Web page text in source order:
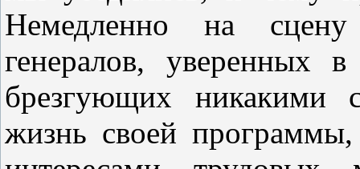
Немедленно на
генералов, уверенных
брезгующих никакими
жизнь своей